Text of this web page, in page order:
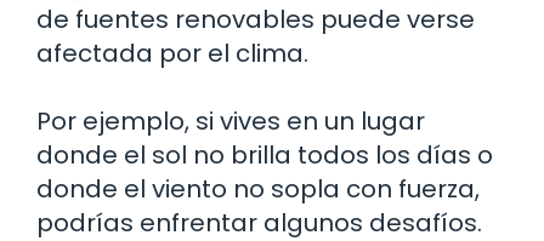
de fuentes renovables puede verse
afectada por el clima.
Por ejemplo, si vives en un lugar
donde el sol no brilla todos los días o
donde el viento no sopla con fuerza,
podrías enfrentar algunos desafíos.